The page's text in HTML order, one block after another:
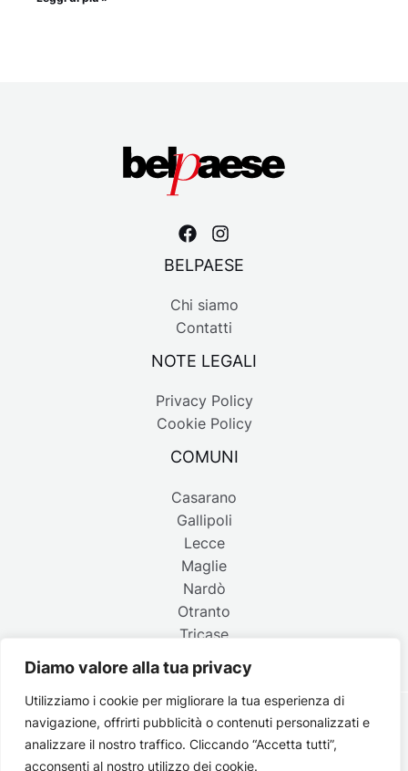
Diamo valore alla tua privacy
Utilizziamo i cookie per migliorare la tua esperienza di
navigazione, offrirti pubblicità o contenuti personalizzati e
analizzare il nostro traffico. Cliccando “Accetta tutti”,
acconsenti al nostro utilizzo dei cookie.
BELPAESE
Chi siamo
Contatti
NOTE LEGALI
Privacy Policy
Cookie Policy
COMUNI
Casarano
Gallipoli
Lecce
Maglie
Nardò
Otranto
Tricase
Copyright © 2026 Belpaese | Periodico d'informazione del
Salento - P.IVA 4637850753 - Testata registrata il 18 gennaio